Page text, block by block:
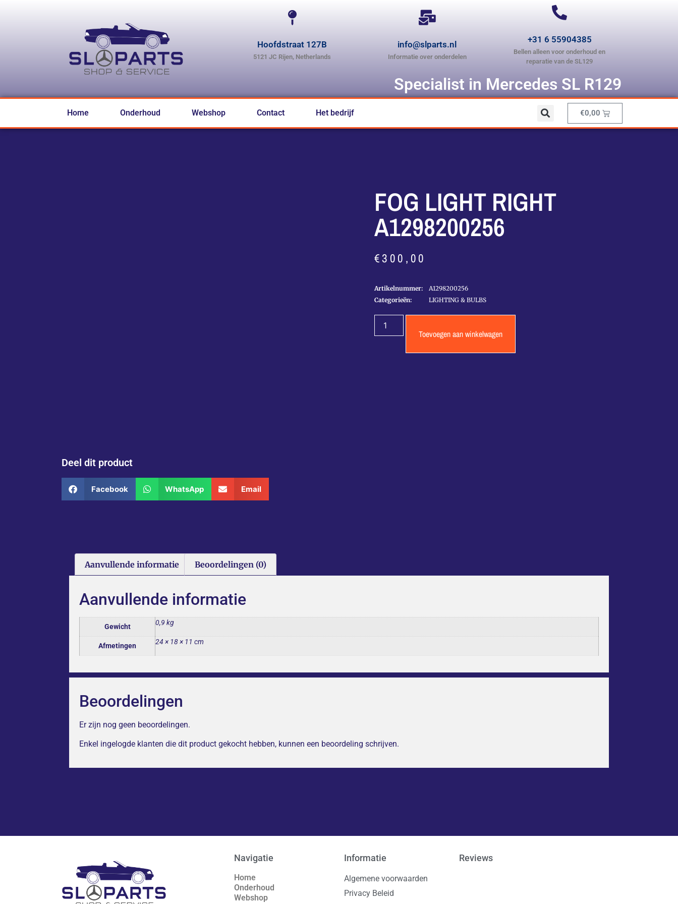
Hoofdstraat 127B
5121 JC Rijen, Netherlands
info@slparts.nl
Informatie over onderdelen
+31 6 55904385
Bellen alleen voor onderhoud en
reparatie van de SL129
Specialist in Mercedes SL R129
Home Onderhoud Webshop Contact Het bedrijf €0,00
Deel dit product
Facebook WhatsApp Email
FOG LIGHT RIGHT
A1298200256
€300,00
Artikelnummer:
A1298200256
Categorieën:
LIGHTING & BULBS
Toevoegen aan winkelwagen
Aanvullende informatie Beoordelingen (0)
Aanvullende informatie
Gewicht 0,9 kg
Afmetingen 24 × 18 × 11 cm
Beoordelingen
Er zijn nog geen beoordelingen.
Enkel ingelogde klanten die dit product gekocht hebben, kunnen een beoordeling schrijven.
Navigatie
Home
Onderhoud
Webshop
Informatie
Algemene voorwaarden
Privacy Beleid
Reviews